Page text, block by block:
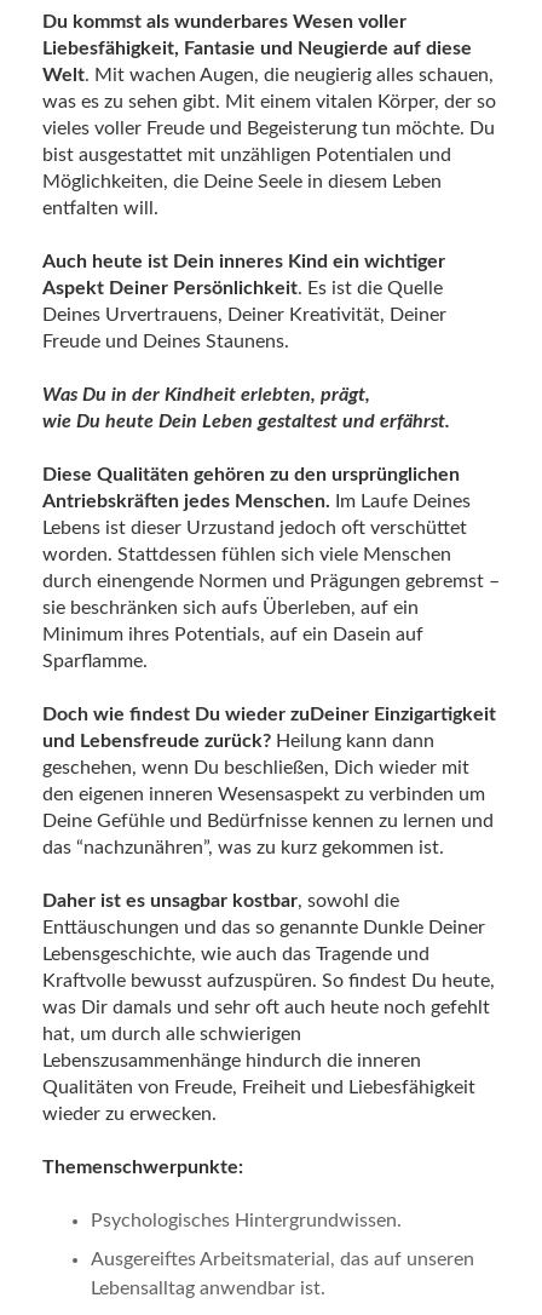
Du kommst als wunderbares Wesen voller
Liebesfähigkeit, Fantasie und Neugierde auf diese
Welt. Mit wachen Augen, die neugierig alles schauen,
was es zu sehen gibt. Mit einem vitalen Körper, der so
vieles voller Freude und Begeisterung tun möchte. Du
bist ausgestattet mit unzähligen Potentialen und
Möglichkeiten, die Deine Seele in diesem Leben
entfalten will.
Auch heute ist Dein inneres Kind ein wichtiger
Aspekt Deiner Persönlichkeit. Es ist die Quelle
Deines Urvertrauens, Deiner Kreativität, Deiner
Freude und Deines Staunens.
Was Du in der Kindheit erlebten, prägt,
wie Du heute Dein Leben gestaltest und erfährst.
Diese Qualitäten gehören zu den ursprünglichen
Antriebskräften jedes Menschen. Im Laufe Deines
Lebens ist dieser Urzustand jedoch oft verschüttet
worden. Stattdessen fühlen sich viele Menschen
durch einengende Normen und Prägungen gebremst –
sie beschränken sich aufs Überleben, auf ein
Minimum ihres Potentials, auf ein Dasein auf
Sparflamme.
Doch wie findest Du wieder zuDeiner Einzigartigkeit
und Lebensfreude zurück? Heilung kann dann
geschehen, wenn Du beschließen, Dich wieder mit
den eigenen inneren Wesensaspekt zu verbinden um
Deine Gefühle und Bedürfnisse kennen zu lernen und
das “nachzunähren”, was zu kurz gekommen ist.
Daher ist es unsagbar kostbar, sowohl die
Enttäuschungen und das so genannte Dunkle Deiner
Lebensgeschichte, wie auch das Tragende und
Kraftvolle bewusst aufzuspüren. So findest Du heute,
was Dir damals und sehr oft auch heute noch gefehlt
hat, um durch alle schwierigen
Lebenszusammenhänge hindurch die inneren
Qualitäten von Freude, Freiheit und Liebesfähigkeit
wieder zu erwecken.
Themenschwerpunkte:
Psychologisches Hintergrundwissen.
Ausgereiftes Arbeitsmaterial, das auf unseren
Lebensalltag anwendbar ist.